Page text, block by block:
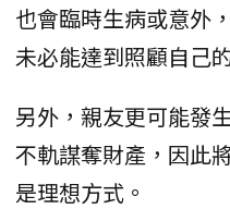
也會臨時生病或意外
未必能達到照顧自己
另外，親友更可能發
不軌謀奪財產，因此
是理想方式。